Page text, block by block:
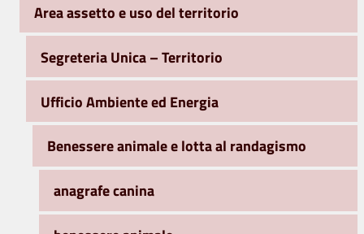
Area assetto e uso del territorio
Segreteria Unica – Territorio
Ufficio Ambiente ed Energia
Benessere animale e lotta al randagismo
anagrafe canina